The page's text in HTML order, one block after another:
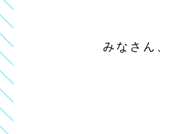
みなさん、